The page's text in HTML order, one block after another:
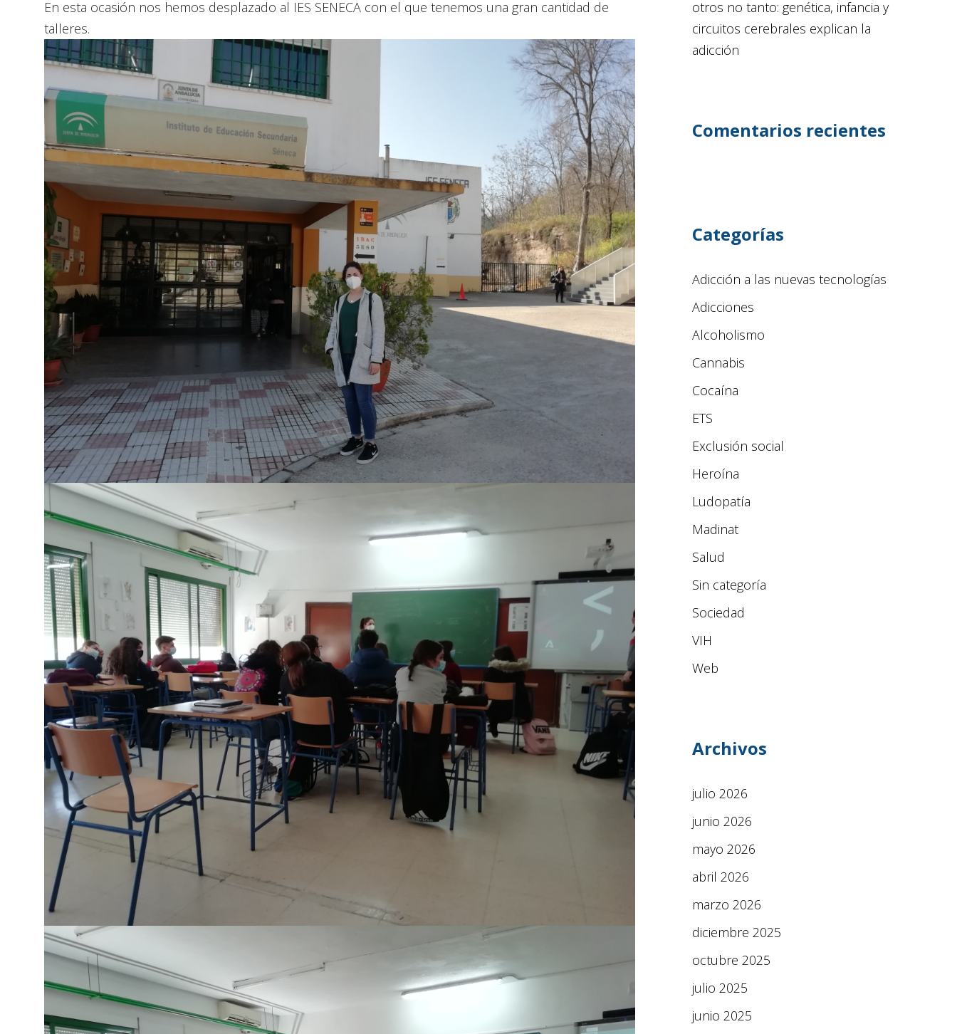
En esta ocasión nos hemos desplazado al IES SENECA con el que tenemos una gran cantidad de
talleres.
otros no tanto: genética, infancia y
circuitos cerebrales explican la
adicción
Comentarios recientes
Categorías
Adicción a las nuevas tecnologías
Adicciones
Alcoholismo
Cannabis
Cocaína
ETS
Exclusión social
Heroína
Ludopatía
Madinat
Salud
Sin categoría
Sociedad
VIH
Web
Archivos
julio 2026
junio 2026
mayo 2026
abril 2026
marzo 2026
diciembre 2025
octubre 2025
julio 2025
junio 2025